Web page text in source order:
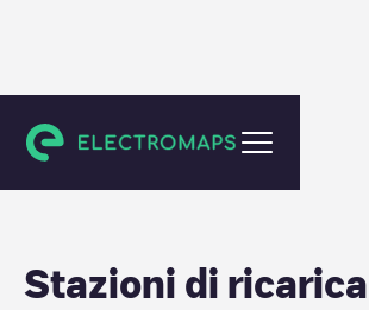
Bodegraven-Reeuwijk
Stazioni di